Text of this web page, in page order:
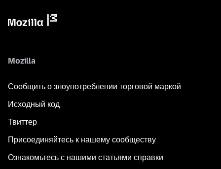
Mozilla
Сообщить о злоупотреблении торговой маркой
Исходный код
Твиттер
Присоединяйтесь к нашему сообществу
Ознакомьтесь с нашими статьями справки